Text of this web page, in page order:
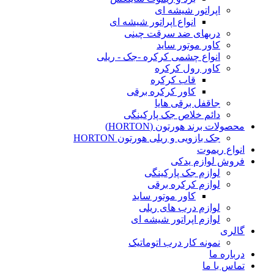
اپراتور شیشه ای
انواع اپراتور شیشه ای
دربهای ضد سرقت چینی
کاور موتور ساید
انواع چشمی کرکره -جک - ریلی
کاور رول کرکره
قاب کرکره
کاور کرکره برقی
جاقفل برقی هایا
دائم خلاص جک پارکینگی
محصولات برند هورتون (HORTON)
جک بازویی و ریلی هورتون HORTON
انواع ریموت
فروش لوازم یدکی
لوازم جک پارکینگی
لوازم کرکره برقی
کاور موتور ساید
لوازم درب های ریلی
لوازم اپراتور شیشه ای
گالری
نمونه کار درب اتوماتیک
درباره ما
تماس با ما